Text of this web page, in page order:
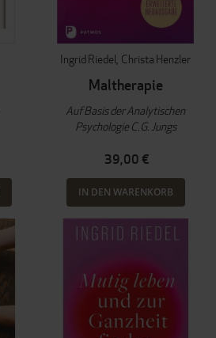
Ingrid Riedel Christa Henzler
Maltherapie
Auf Basis der Analytischen
Psychologie C.G. Jungs
39,00 €
IN DEN WARENKORB